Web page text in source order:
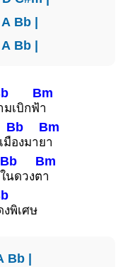
A Bb|
A Bb|
มเบิกฟ้
Bm
า
มื
Bb
องมาย
Bm
า
Bb
นดวงต
Bm
า
งพิเศษ
Bb|